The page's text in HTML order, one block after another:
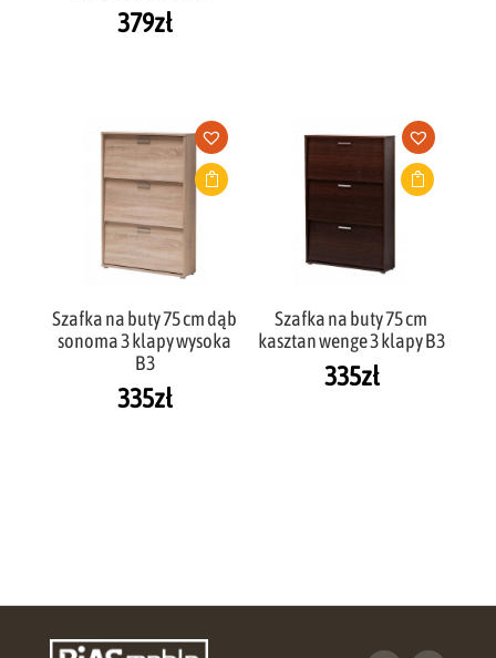
379zł
Szafka na buty 75 cm dąb
sonoma 3 klapy wysoka
B3
335zł
Szafka na buty 75 cm
kasztan wenge 3 klapy B3
335zł